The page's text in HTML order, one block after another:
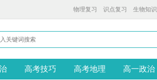
生物知识
识点复习
物理复习
高考技巧 高考地理 高一政治